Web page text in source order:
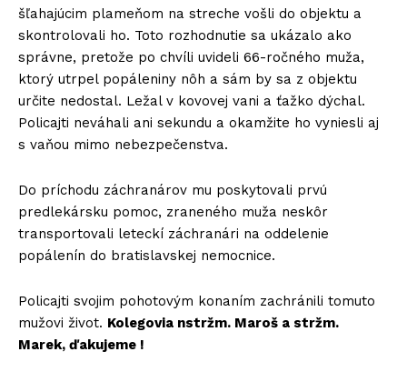
šľahajúcim plameňom na streche vošli do objektu a
skontrolovali ho. Toto rozhodnutie sa ukázalo ako
správne, pretože po chvíli uvideli 66-ročného muža,
ktorý utrpel popáleniny nôh a sám by sa z objektu
určite nedostal. Ležal v kovovej vani a ťažko dýchal.
Policajti neváhali ani sekundu a okamžite ho vyniesli aj
s vaňou mimo nebezpečenstva.
Do príchodu záchranárov mu poskytovali prvú
predlekársku pomoc, zraneného muža neskôr
transportovali leteckí záchranári na oddelenie
popálenín do bratislavskej nemocnice.
Policajti svojim pohotovým konaním zachránili tomuto
mužovi život. Kolegovia nstržm. Maroš a stržm.
Marek, ďakujeme !